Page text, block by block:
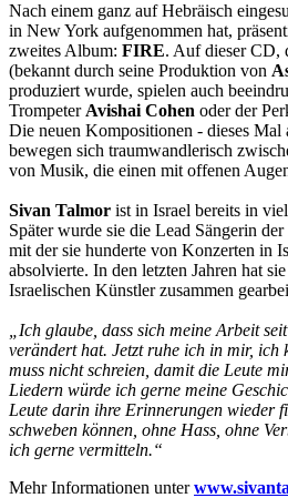
Nach einem ganz auf Hebräisch
in New York aufgenommen hat,
zweites Album: FIRE. Auf dieser CD,
(bekannt durch seine Produktion von
produziert wurde, spielen auch
Trompeter Avishai Cohen oder der
Die neuen Kompositionen - dieses Mal
bewegen sich traumwandlerisch
von Musik, die einen mit offenen
Sivan Talmor ist in Israel bereits in
Später wurde sie die Lead Sängerin
mit der sie hunderte von Konzerten in
absolvierte. In den letzten Jahren hat
Israelischen Künstler zusammen
„Ich glaube, dass sich meine Arbeit
verändert hat. Jetzt ruhe ich in mir, ich
muss nicht schreien, damit die Leute
Liedern würde ich gerne meine
Leute darin ihre Erinnerungen wieder
schweben können, ohne Hass, ohne
ich gerne vermitteln.“
Mehr Informationen unter